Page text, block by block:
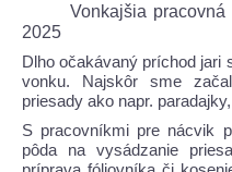
Vonkajšia pracovná
2025
Dlho očakávaný príchod jari
vonku. Najskôr sme
priesady ako napr.
S pracovníkmi pre nácvik
pôda na vysádzanie